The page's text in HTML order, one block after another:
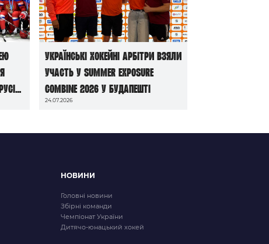
Українські хокейні арбітри взяли
участь у Summer Exposure
Combine 2026 у Будапешті
24.07.2026
НОВИНИ
Головні новини
Збірні команди
Чемпіонат України
Дитячо-юнацький хокей